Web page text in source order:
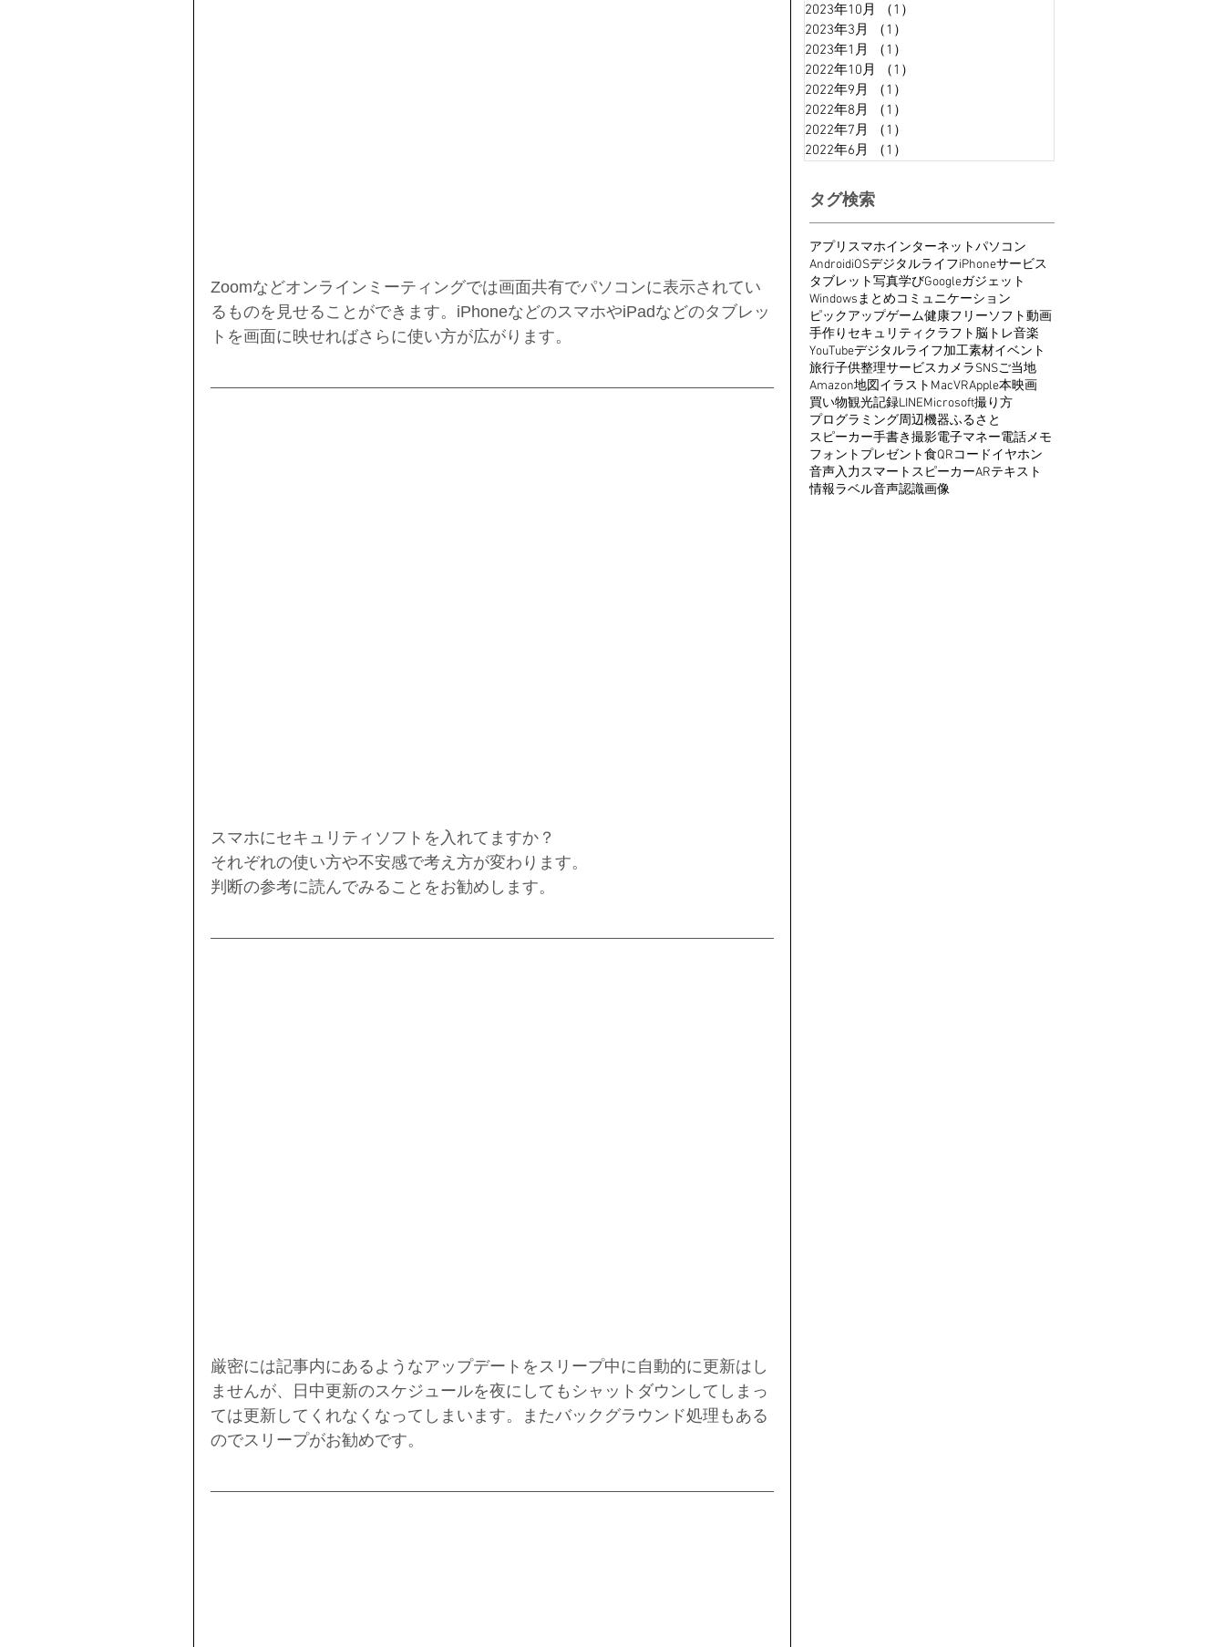
Zoomなどオンラインミーティングでは画面共有でパソコンに表示されてい
るものを見せることができます。iPhoneなどのスマホやiPadなどのタブレッ
トを画面に映せればさらに使い方が広がります。
スマホにセキュリティソフトを入れてますか？
それぞれの使い方や不安感で考え方が変わります。
判断の参考に読んでみることをお勧めします。
厳密には記事内にあるようなアップデートをスリープ中に自動的に更新はし
ませんが、日中更新のスケジュールを夜にしてもシャットダウンしてしまっ
ては更新してくれなくなってしまいます。またバックグラウンド処理もある
のでスリープがお勧めです。
2023年10月
（1）
2023年3月
（1）
2023年1月
（1）
2022年10月
（1）
2022年9月
（1）
2022年8月
（1）
2022年7月
（1）
2022年6月
（1）
タグ検索
アプリ スマホインターネットパソコン
AndroidiOSデジタルライフiPhoneサービス
タブレット写真学びGoogleガジェット
Windowsまとめコミュニケーション
ピックアップゲーム健康フリーソフト動画
手作り セキュリティ クラフト脳トレ音楽
YouTubeデジタルライフ加工素材イベント
旅行子供整理サービスカメラSNSご当地
Amazon地図イラスト MacVRApple本映画
買い物観光記録LINEMicrosoft撮り方
プログラミング周辺機器ふるさと
スピーカー手書き撮影電子マネー電話メモ
フォント プレゼント食QRコードイヤホン
音声入力スマートスピーカーARテキスト
情報ラベル音声認識画像